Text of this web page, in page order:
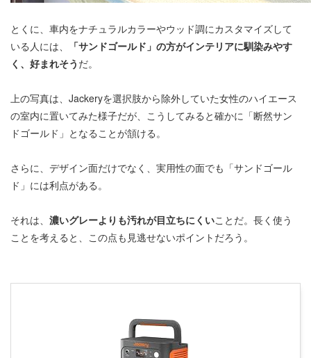
とくに、車内をナチュラルカラーやウッド調にカスタマイズして
いる人には、
「サンドゴールド」の方がインテリアに馴染みやす
く、好まれそう だ。
上の写真は、Jackeryを選択肢から除外していた女性のハイエース
の室内に置いてみた様子だが、こうしてみると確かに「断然サン
ドゴールド」となることが頷ける。
さらに、デザイン面だけでなく、実用性の面でも「サンドゴール
ド」には利点がある。
それは、 濃いグレーよりも汚れが目立ちにくいことだ。長く使う
ことを考えると、この点も見逃せないポイントだろう。